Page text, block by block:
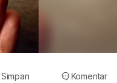
Simpan Komentar